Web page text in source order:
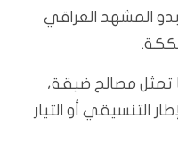
المشهد العراقي
تمثل مصالح ضيقة،
التنسيقي أو التيار